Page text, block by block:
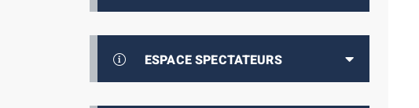
ESPACE SPECTATEURS